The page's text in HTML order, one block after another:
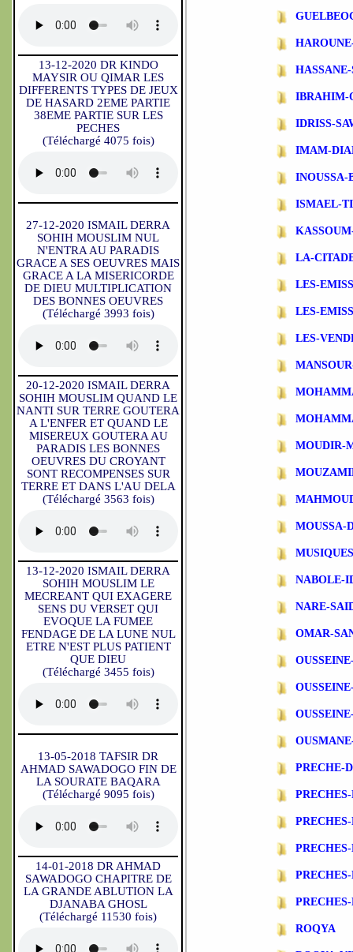
13-12-2020 DR KINDO
MAYSIR OU QIMAR LES
DIFFERENTS TYPES DE JEUX
DE HASARD 2EME PARTIE
38EME PARTIE SUR LES
PECHES
(Téléchargé 4075 fois)
27-12-2020 ISMAIL DERRA
SOHIH MOUSLIM NUL
N'ENTRA AU PARADIS
GRACE A SES OEUVRES MAIS
GRACE A LA MISERICORDE
DE DIEU MULTIPLICATION
DES BONNES OEUVRES
(Téléchargé 3993 fois)
20-12-2020 ISMAIL DERRA
SOHIH MOUSLIM QUAND LE
NANTI SUR TERRE GOUTERA
A L'ENFER ET QUAND LE
MISEREUX GOUTERA AU
PARADIS LES BONNES
OEUVRES DU CROYANT
SONT RECOMPENSES SUR
TERRE ET DANS L'AU DELA
(Téléchargé 3563 fois)
13-12-2020 ISMAIL DERRA
SOHIH MOUSLIM LE
MECREANT QUI EXAGERE
SENS DU VERSET QUI
EVOQUE LA FUMEE
FENDAGE DE LA LUNE NUL
ETRE N'EST PLUS PATIENT
QUE DIEU
(Téléchargé 3455 fois)
13-05-2018 TAFSIR DR
AHMAD SAWADOGO FIN DE
LA SOURATE BAQARA
(Téléchargé 9095 fois)
14-01-2018 DR AHMAD
SAWADOGO CHAPITRE DE
LA GRANDE ABLUTION LA
DJANABA GHOSL
(Téléchargé 11530 fois)
IBRAHIM-
IDRISS-
IMAM-
INOUSSA-
ISMAEL-
LA-
LES-
LES-
LES-
MOUDIR-
MOUSSA-
NABOLE-
NARE-
OMAR-
PRECHE-
ROQYA